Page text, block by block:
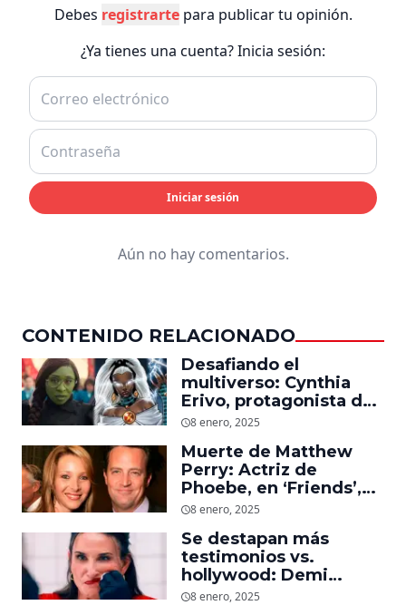
Debes registrartepara publicar tu opinión.
¿Ya tienes una cuenta? Inicia sesión:
Iniciar sesión
Aún no hay comentarios.
CONTENIDO RELACIONADO
Desafiando el
multiverso: Cynthia
Erivo, protagonista de
‘Wicked’, quiere ser
8 enero, 2025
Muerte de Matthew
Perry: Actriz de
Phoebe, en ‘Friends’,
descubre un emotivo
dejó
8 enero, 2025
Se destapan más
testimonios vs.
hollywood: Demi
Moore, protagonista de
8 enero, 2025